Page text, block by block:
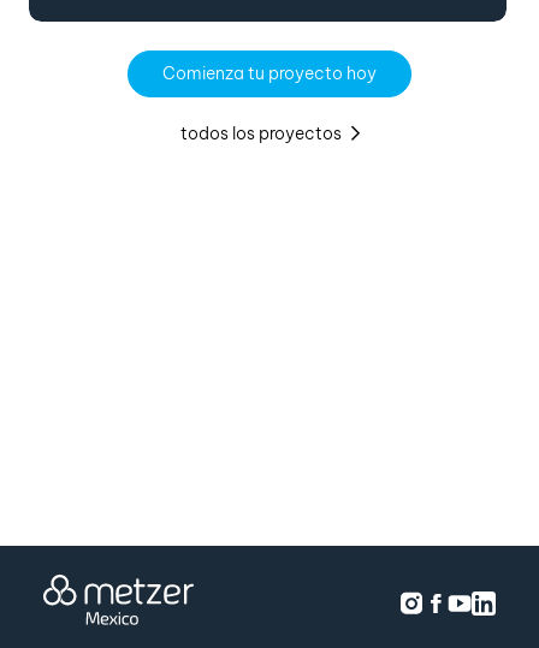
Comienza tu proyecto hoy
todos los proyectos